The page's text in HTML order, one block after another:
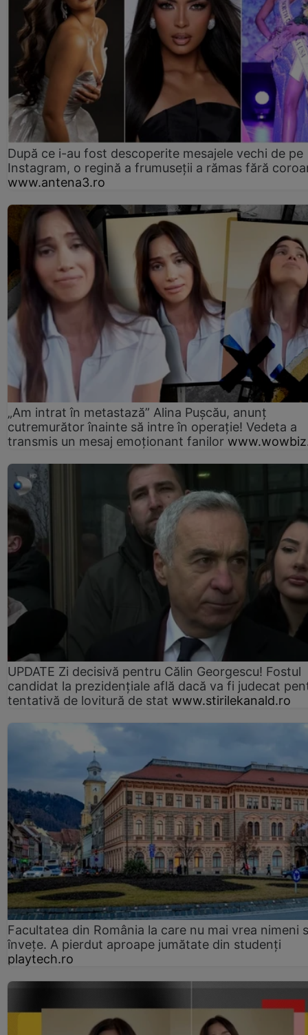
După ce i-au fost descoperite mesajele vechi de pe
Instagram, o regină a frumuseții a rămas fără
www.antena3.ro
„Am intrat în metastază” Alina Pușcău, anunț
cutremurător înainte să intre în operație! Vedeta a
transmis un mesaj emoționant fanilor
UPDATE Zi decisivă pentru Călin Georgescu! Fostul
candidat la prezidențiale află dacă va fi judecat
tentativă de lovitură de stat www.stirilekanald.ro
Facultatea din România la care nu mai vrea nimeni
înveţe. A pierdut aproape jumătate din studenţi
playtech.ro